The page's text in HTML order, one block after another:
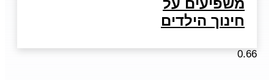
חינוך הילדים